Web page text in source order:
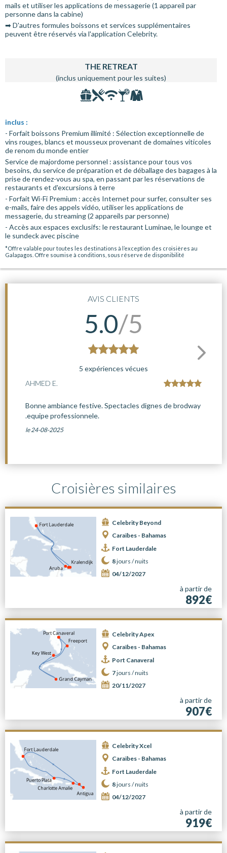
mails et utiliser les applications de messagerie (1 appareil par
personne dans la cabine)
➡ D'autres formules boissons et services supplémentaires
peuvent être réservés via l'application Celebrity.
THE RETREAT
(inclus uniquement pour les suites)
inclus :
- Forfait boissons Premium illimité : Sélection exceptionnelle de
vins rouges, blancs et mousseux provenant de domaines viticoles
de renom du monde entier
Service de majordome personnel : assistance pour tous vos
besoins, du service de préparation et de déballage des bagages à la
prise de rendez-vous au spa, en passant par les réservations de
restaurants et d'excursions à terre
- Forfait Wi-Fi Premium : accès Internet pour surfer, consulter ses
e-mails, faire des appels vidéo, utiliser les applications de
messagerie, du streaming (2 appareils par personne)
- Accès aux espaces exclusifs: le restaurant Luminae, le lounge et
le sundeck avec piscine
*Offre valable pour toutes les destinations à l’exception des croisières au
Galapagos. Offre soumise à conditions, sous réserve de disponibilité
AVIS CLIENTS
5.0/5
5 expériences vécues
AHMED E.
Bonne ambiance festive. Spectacles dignes de brodway
.equipe professionnele.
le 24-08-2025
Croisières similaires
Celebrity Beyond
Caraïbes - Bahamas
Fort Lauderdale
8jours /nuits
04/12/2027
à partir de
892€
Celebrity Apex
Caraïbes - Bahamas
Port Canaveral
7jours /nuits
20/11/2027
à partir de
907€
Celebrity Xcel
Caraïbes - Bahamas
Fort Lauderdale
8jours /nuits
04/12/2027
à partir de
919€